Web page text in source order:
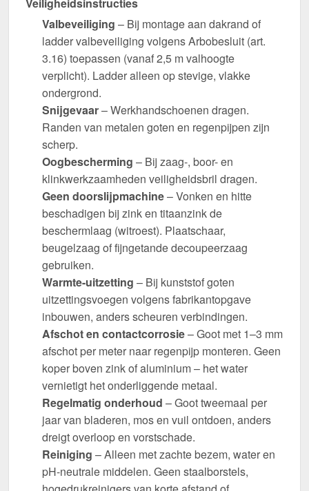
Valbeveiliging – Bij montage aan dakrand of
ladder valbeveiliging volgens Arbobesluit (art.
3.16) toepassen (vanaf 2,5 m valhoogte
verplicht). Ladder alleen op stevige, vlakke
ondergrond.
Snijgevaar– Werkhandschoenen dragen.
Randen van metalen goten en regenpijpen zijn
scherp.
Oogbescherming – Bij zaag-, boor- en
klinkwerkzaamheden veiligheidsbril dragen.
Geen doorslijpmachine– Vonken en hitte
beschadigen bij zink en titaanzink de
beschermlaag (witroest). Plaatschaar,
beugelzaag of fijngetande decoupeerzaag
gebruiken.
Warmte-uitzetting – Bij kunststof goten
uitzettingsvoegen volgens fabrikantopgave
inbouwen, anders scheuren verbindingen.
Afschot en contactcorrosie– Goot met 1–3 mm
afschot per meter naar regenpijp monteren. Geen
koper boven zink of aluminium – het water
vernietigt het onderliggende metaal.
Regelmatig onderhoud – Goot tweemaal per
jaar van bladeren, mos en vuil ontdoen, anders
dreigt overloop en vorstschade.
Reiniging – Alleen met zachte bezem, water en
pH-neutrale middelen. Geen staalborstels,